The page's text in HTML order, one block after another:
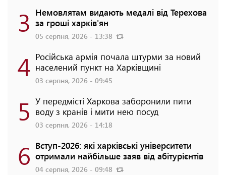
3 Немовлятам видають медалі від Терехова
за гроші харків'ян
05 серпня, 2026 - 13:38
4 Російська армія почала штурми за новий
населений пункт на Харківщині
03 серпня, 2026 - 09:45
5 У передмісті Харкова заборонили пити
воду з кранів і мити нею посуд
03 серпня, 2026 - 14:18
6 Вступ-2026: які харківські університети
отримали найбільше заяв від абітурієнтів
04 серпня, 2026 - 09:48